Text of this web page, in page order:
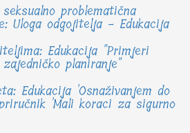
problematična
Uloga odgojitelja - Edukacija
Edukacija "Primjeri
planiranje"
Edukacija 'Osnaživanjem do
'Mali koraci za sigurno